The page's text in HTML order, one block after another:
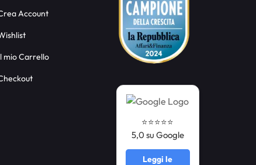
Account
mio Carrello
⭐️⭐️⭐️⭐️⭐️
5,0 su Google
Leggi le